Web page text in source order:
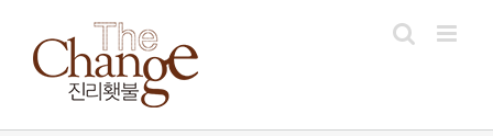
content